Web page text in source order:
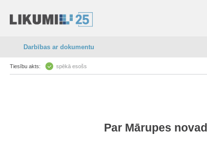
Darbības ar dokumentu
Tiesību akts: spēkā esošs
Par Mārupes